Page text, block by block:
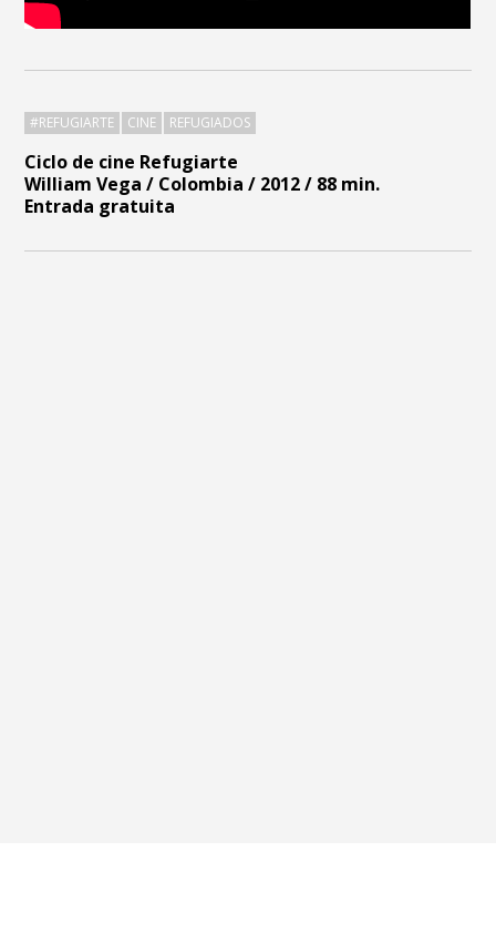
Ciclo de cine Refugiarte
William Vega / Colombia / 2012 / 88 min.
Entrada gratuita
#REFUGIARTE CINE REFUGIADOS